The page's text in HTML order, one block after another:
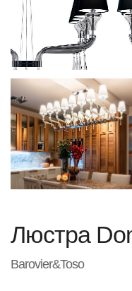
Люстра
Barovier&Toso